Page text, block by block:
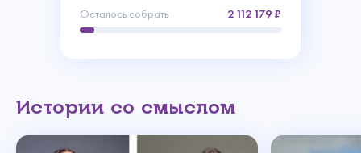
Осталось собрать
2 112 179
Истории со смыслом
Спасибо!
Спасибо!
Ваше пожертвование поступило в Фонд!
Благодарим, что исполнили мечты ребят
Регулярное
пожертвование
Введите
Изменить пароль
Ваш email
Сделать пожертвование